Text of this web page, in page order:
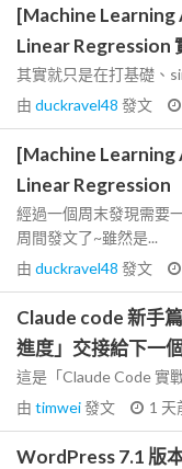
[Machine Learning
Linear Regression
其實就只是在打基礎、
由 duckravel48 發文
[Machine Learning
Linear Regression
經過一個周末發現需要
周間發文了~雖然是...
由 duckravel48 發文
Claude code 新手
進度」交接給下一
這是「Claude Code 實
由 timwei發文 1 天
WordPress 7.1 版